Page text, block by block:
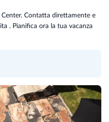
Contatta direttamente e
. Pianifica ora la tua vacanza